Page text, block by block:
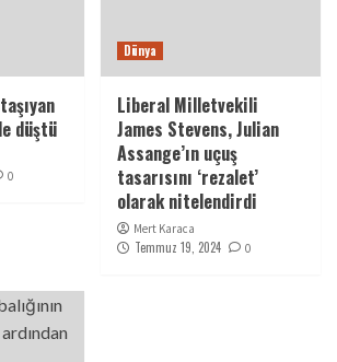
düştü
0
Dünya
Liberal Milletvekili
James Stevens, Julian
Assange’ın uçuş
tasarısını ‘rezalet’
olarak nitelendirdi
Mert Karaca
Temmuz 19, 2024 0